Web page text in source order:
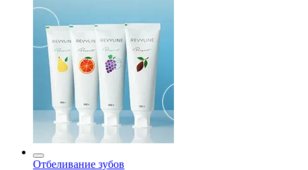
Отбеливание зубов